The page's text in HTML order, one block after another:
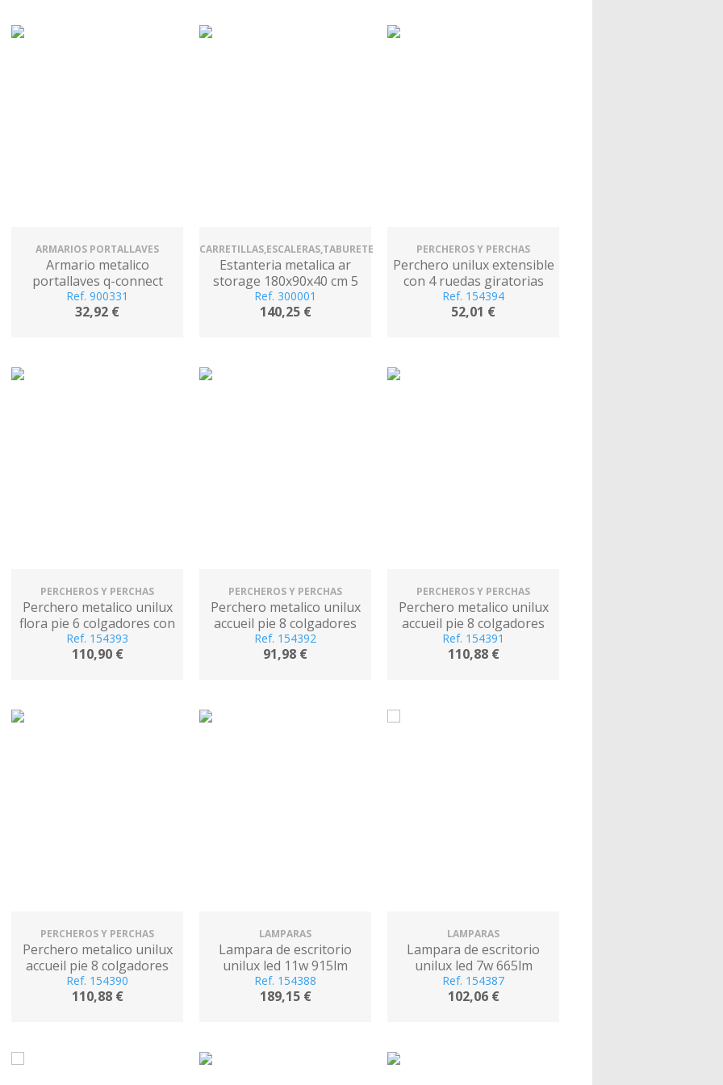
ARMARIOS PORTALLAVES
Armario metalico
portallaves q-connect
chapa de acero cerradura
de seguridad 200x160x60
Ref. 900331
32,92 €
CARRETILLAS,ESCALERAS,TABURETE
Estanteria metalica ar
storage 180x90x40 cm 5
estantes 80 kg por
estante color blanco
Ref. 300001
140,25 €
PERCHEROS Y PERCHAS
Perchero unilux extensible
con 4 ruedas giratorias
ajustable altura
negro/cromado 80/150 x
Ref. 154394
52,01 €
PERCHEROS Y PERCHAS
Perchero metalico unilux
flora pie 6 colgadores con
paraguero y bandeja
goteo negro 177x38 cm
Ref. 154393
110,90 €
PERCHEROS Y PERCHAS
Perchero metalico unilux
accueil pie 8 colgadores
con paraguero y bandeja
goteo verde 177x38 cm
Ref. 154392
91,98 €
PERCHEROS Y PERCHAS
Perchero metalico unilux
accueil pie 8 colgadores
con paraguero y bandeja
goteo gris metalizado
Ref. 154391
110,88 €
PERCHEROS Y PERCHAS
Perchero metalico unilux
accueil pie 8 colgadores
con paraguero y bandeja
goteo negro 177x38 cm
Ref. 154390
110,88 €
LAMPARAS
Lampara de escritorio
unilux led 11w 915lm
brazo giratorio 360º gris
metalizado
Ref. 154388
189,15 €
LAMPARAS
Lampara de escritorio
unilux led 7w 665lm
cabezal giro 360ºbrazo 3
articulaciones gris
Ref. 154387
102,06 €